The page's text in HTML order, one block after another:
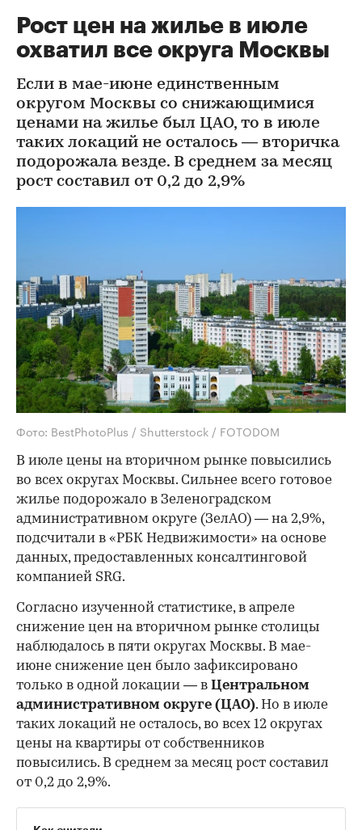
Рост цен на жилье в июле
охватил все округа Москвы
Если в мае-июне единственным
округом Москвы со снижающимися
ценами на жилье был ЦАО, то в июле
таких локаций не осталось — вторичка
подорожала везде. В среднем за месяц
рост составил от 0,2 до 2,9%
Фото: BestPhotoPlus / Shutterstock / FOTODOM
В июле цены на вторичном рынке повысились
во всех округах Москвы. Сильнее всего готовое
жилье подорожало в Зеленоградском
административном округе (ЗелАО) — на 2,9%,
подсчитали в «РБК Недвижимости» на основе
данных, предоставленных консалтинговой
компанией SRG.
Согласно изученной статистике, в апреле
снижение цен на вторичном рынке столицы
наблюдалось в пяти округах Москвы. В мае-
июне снижение цен было зафиксировано
только в одной локации — в Центральном
административном округе (ЦАО). Но в июле
таких локаций не осталось, во всех 12 округах
цены на квартиры от собственников
повысились. В среднем за месяц рост составил
от 0,2 до 2,9%.